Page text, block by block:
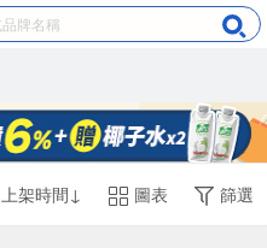
上架時間↓ 圖表 篩選